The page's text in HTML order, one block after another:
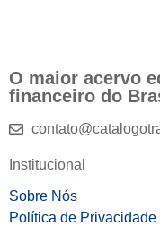
O maior acervo
financeiro do
Institucional
Sobre Nós
Política de Privacidade